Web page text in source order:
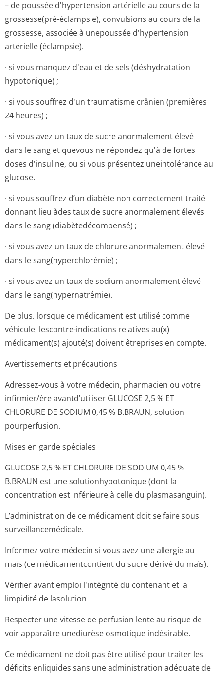
– de poussée d'hypertension artérielle au cours de la
grossesse(pré-éclampsie), convulsions au cours de la
grossesse, associée à unepoussée d'hypertension
artérielle (éclampsie).
· si vous manquez d'eau et de sels (déshydratation
hypotonique) ;
· si vous souffrez d'un traumatisme crânien (premières
24 heures) ;
· si vous avez un taux de sucre anormalement élevé
dans le sang et quevous ne répondez qu'à de fortes
doses d'insuline, ou si vous présentez uneintolérance au
glucose.
· si vous souffrez d’un diabète non correctement traité
donnant lieu àdes taux de sucre anormalement élevés
dans le sang (diabètedécom­pensé) ;
· si vous avez un taux de chlorure anormalement élevé
dans le sang(hyperchlo­rémie) ;
· si vous avez un taux de sodium anormalement élevé
dans le sang(hypernatré­mie).
De plus, lorsque ce médicament est utilisé comme
véhicule, lescontre-indications relatives au(x)
médicament(s) ajouté(s) doivent êtreprises en compte.
Avertissements et précautions
Adressez-vous à votre médecin, pharmacien ou votre
infirmier/ère avantd’utiliser GLUCOSE 2,5 % ET
CHLORURE DE SODIUM 0,45 % B.BRAUN, solution
pourperfusion.
Mises en garde spéciales
GLUCOSE 2,5 % ET CHLORURE DE SODIUM 0,45 %
B.BRAUN est une solutionhypotonique (dont la
concentration est inférieure à celle du plasmasanguin).
L’administration de ce médicament doit se faire sous
surveillancemé­dicale.
Informez votre médecin si vous avez une allergie au
maïs (ce médicamentcontient du sucre dérivé du maïs).
Vérifier avant emploi l'intégrité du contenant et la
limpidité de lasolution.
Respecter une vitesse de perfusion lente au risque de
voir apparaître unediurèse osmotique indésirable.
Ce médicament ne doit pas être utilisé pour traiter les
déficits enliquides sans une administration adéquate de